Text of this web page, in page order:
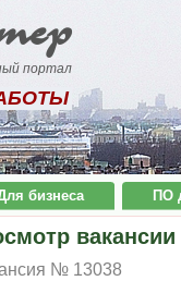
портал
бизнеса ПО
вакансии
№ 13038